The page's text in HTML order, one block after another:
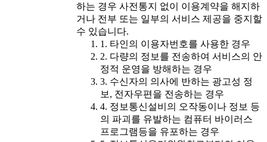
하는 경우 사전통지 없이 이용계약을 해지하
거나 전부 또는 일부의 서비스 제공을 중지할
수 있습니다.
1. 타인의 이용자번호를 사용한 경우
2. 다량의 정보를 전송하여 서비스의 안
정적 운영을 방해하는 경우
3. 수신자의 의사에 반하는 광고성 정
보, 전자우편을 전송하는 경우
4. 정보통신설비의 오작동이나 정보 등
의 파괴를 유발하는 컴퓨터 바이러스
프로그램등을 유포하는 경우